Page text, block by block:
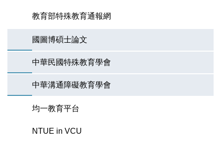
教育部特殊教育通報網
國圖博碩士論文
中華民國特殊教育學會
中華溝通障礙教育學會
均一教育平台
NTUE in VCU